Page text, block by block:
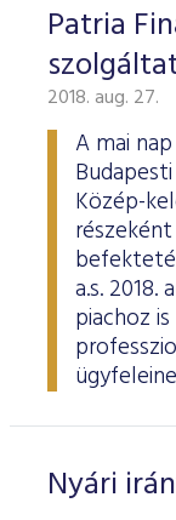
Patria
2018. aug. 27.
A mai
Közép-
a.s.
piachoz
Nyári